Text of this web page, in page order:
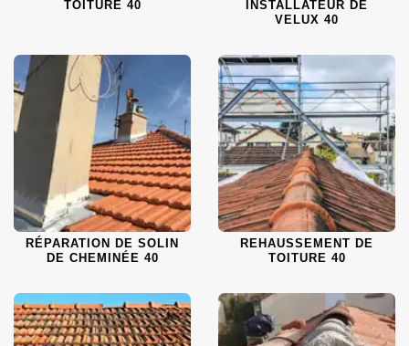
TOITURE 40
INSTALLATEUR DE
VELUX 40
RÉPARATION DE SOLIN
DE CHEMINÉE 40
REHAUSSEMENT DE
TOITURE 40